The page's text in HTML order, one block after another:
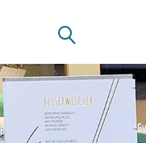
Suche für
Opens the